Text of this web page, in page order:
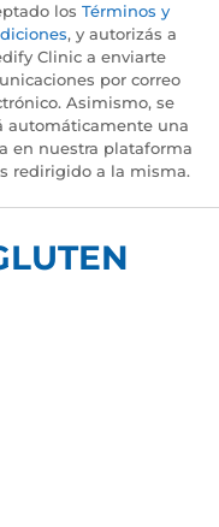
los Términos y
, y autorizás a
Clinic a enviarte
por correo
Asimismo, se
automáticamente una
en nuestra plataforma
redirigido a la misma.